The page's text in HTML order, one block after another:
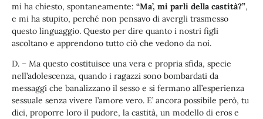
mi ha chiesto, spontaneamente: “Ma’, mi parli della castità?”,
e mi ha stupito, perché non pensavo di avergli trasmesso
questo linguaggio. Questo per dire quanto i nostri figli
ascoltano e apprendono tutto ciò che vedono da noi.
D. – Ma questo costituisce una vera e propria sfida, specie
nell’adolescenza, quando i ragazzi sono bombardati da
messaggi che banalizzano il sesso e si fermano all’esperienza
sessuale senza vivere l’amore vero. E’ ancora possibile però, tu
dici, proporre loro il pudore, la castità, un modello di eros e